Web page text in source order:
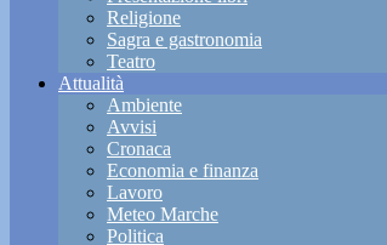
Religione
Sagra e gastronomia
Teatro
Attualità
Ambiente
Avvisi
Cronaca
Economia e finanza
Lavoro
Meteo Marche
Politica